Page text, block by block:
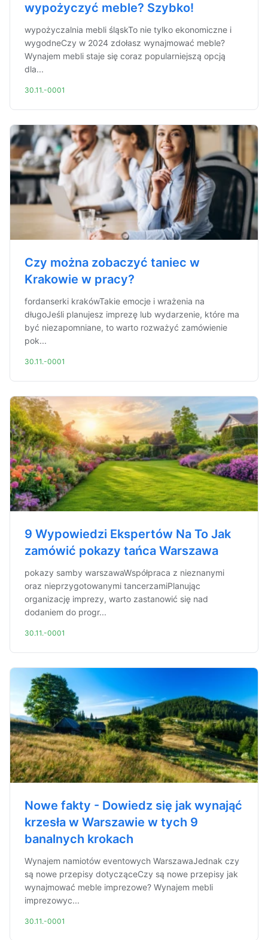
wypożyczyć meble? Szybko!
wypożyczalnia mebli śląskTo nie tylko ekonomiczne i
wygodneCzy w 2024 zdołasz wynajmować meble?
Wynajem mebli staje się coraz popularniejszą opcją
dla...
30.11.-0001
Czy można zobaczyć taniec w
Krakowie w pracy?
fordanserki krakówTakie emocje i wrażenia na
długoJeśli planujesz imprezę lub wydarzenie, które ma
być niezapomniane, to warto rozważyć zamówienie
pok...
30.11.-0001
9 Wypowiedzi Ekspertów Na To Jak
zamówić pokazy tańca Warszawa
pokazy samby warszawaWspółpraca z nieznanymi
oraz nieprzygotowanymi tancerzamiPlanując
organizację imprezy, warto zastanowić się nad
dodaniem do progr...
30.11.-0001
Nowe fakty - Dowiedz się jak wynająć
krzesła w Warszawie w tych 9
banalnych krokach
Wynajem namiotów eventowych WarszawaJednak czy
są nowe przepisy dotycząceCzy są nowe przepisy jak
wynajmować meble imprezowe? Wynajem mebli
imprezowyc...
30.11.-0001